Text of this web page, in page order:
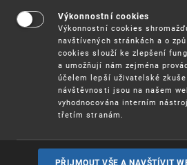
Upozornění
Přihlášku je možné podat
prostřednictvím odkazu na
Jakýkoli jiný způsob podání
souvisejících dokumentů
· Doklad o trvalém pobytu
posledních šesti měsíců)
Výkonnostní cookies
Výkonnostní cookies
navštívených stránkách a o
cookies slouží ke zlepšení
a umožňují nám zejména
účelem lepší uživatelské
návštěvnosti jsou na našem
vyhodnocována interním
třetím stranám.
PŘIJMOUT VŠE A NAVŠTÍVIT